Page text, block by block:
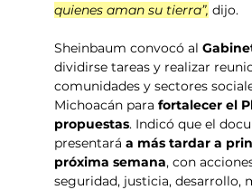
quienes aman su tierra”, dijo.
Sheinbaum convocó al
dividirse tareas y realizar
comunidades y sectores
Michoacán para fortalecer el
propuestas. Indicó que el
presentará a más tardar a
próxima semana, con
seguridad, justicia, desarrollo,